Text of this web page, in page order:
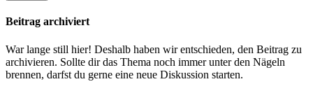
Beitrag archiviert
War lange still hier! Deshalb haben wir entschieden, den Beitrag zu
archivieren. Sollte dir das Thema noch immer unter den Nägeln
brennen, darfst du gerne eine neue Diskussion starten.